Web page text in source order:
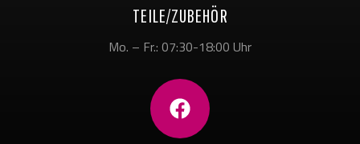
TEILE/ZUBEHÖR
Mo. – Fr.: 07:30-18:00 Uhr